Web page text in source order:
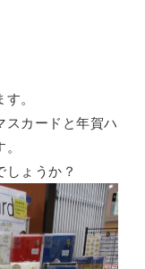
。
スカードと年賀ハ
しょうか？